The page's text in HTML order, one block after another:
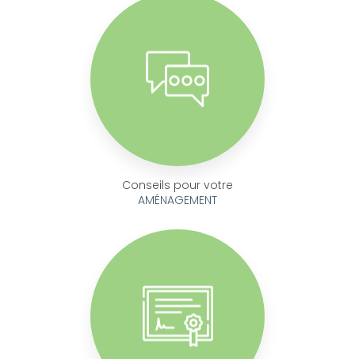
Conseils pour votre
AMÉNAGEMENT